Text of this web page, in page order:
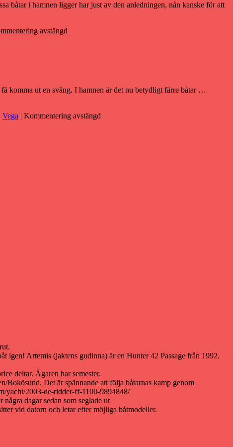
båtar i hamnen ligger har just av den anledningen, nån kanske för att
avstängd
komma ut en sväng. I hamnen är det nu betydligt färre båtar …
Vega | Kommentering avstängd
igen! Artemis (jaktens gudinna) är en Hunter 42 Passage från 1992.
deltar. Ägaren har semester.
Det är spännande att följa båtarnas kamp genom
yacht/2003-de-ridder-ff-1100-9894848/
dagar sedan som seglade ut
vid datorn och letar efter möjliga båtmodeller.